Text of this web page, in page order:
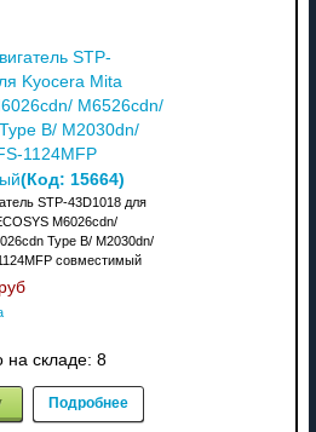
STP-
Kyocera Mita
M6526cdn/
B/ M2030dn/
1124MFP
(Код: 15664)
STP-43D1018 для
M6026cdn/
Type B/ M2030dn/
совместимый
на складе: 8
Подробнее